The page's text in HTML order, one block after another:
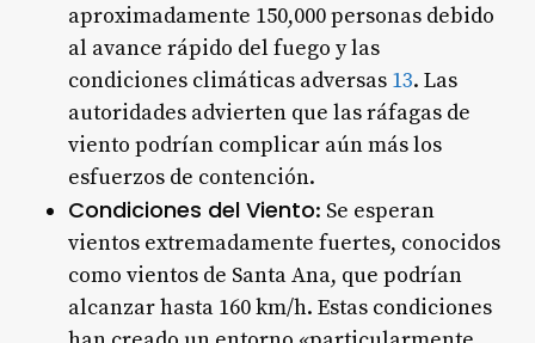
aproximadamente 150,000 personas debido
al avance rápido del fuego y las
condiciones climáticas adversas 13. Las
autoridades advierten que las ráfagas de
viento podrían complicar aún más los
esfuerzos de contención.
Condiciones del Viento: Se esperan
vientos extremadamente fuertes, conocidos
como vientos de Santa Ana, que podrían
alcanzar hasta 160 km/h. Estas condiciones